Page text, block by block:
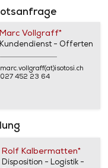
Marc Vollgraff*
Kundendienst - Offerten
marc.vollgraff(at)isotosi.ch
027 452 23 64
Rolf Kalbermatten*
Disposition - Logistik -